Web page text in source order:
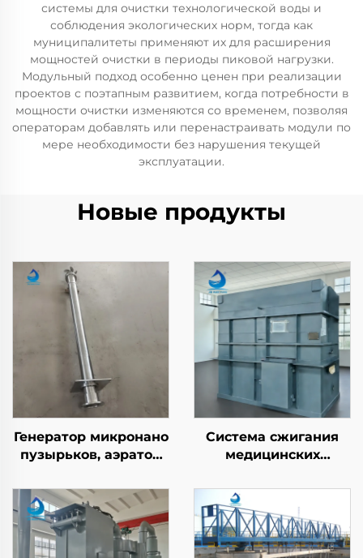
системы для очистки технологической воды и
соблюдения экологических норм, тогда как
муниципалитеты применяют их для расширения
мощностей очистки в периоды пиковой нагрузки.
Модульный подход особенно ценен при реализации
проектов с поэтапным развитием, когда потребности в
мощности очистки изменяются со временем, позволяя
операторам добавлять или перенастраивать модули по
мере необходимости без нарушения текущей
эксплуатации.
Новые продукты
Генератор микронано
пузырьков, аэратор
растворенного
воздуха в плавучесть,
комплектующие,
распределитель для
Система сжигания
медицинских
инсинератор для
больниц